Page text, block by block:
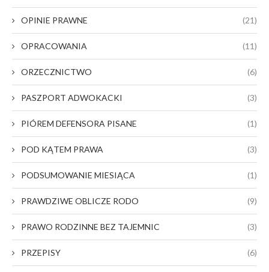
OPINIE PRAWNE (21)
OPRACOWANIA (11)
ORZECZNICTWO (6)
PASZPORT ADWOKACKI (3)
PIÓREM DEFENSORA PISANE (1)
POD KĄTEM PRAWA (3)
PODSUMOWANIE MIESIĄCA (1)
PRAWDZIWE OBLICZE RODO (9)
PRAWO RODZINNE BEZ TAJEMNIC (3)
PRZEPISY (6)